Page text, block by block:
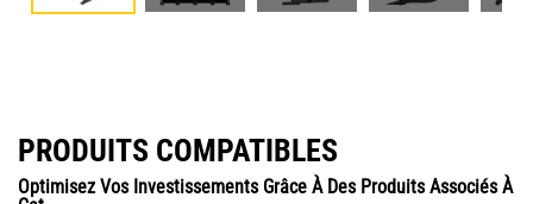
PRODUITS COMPATIBLES
Optimisez Vos Investissements Grâce À Des Produits Associés À